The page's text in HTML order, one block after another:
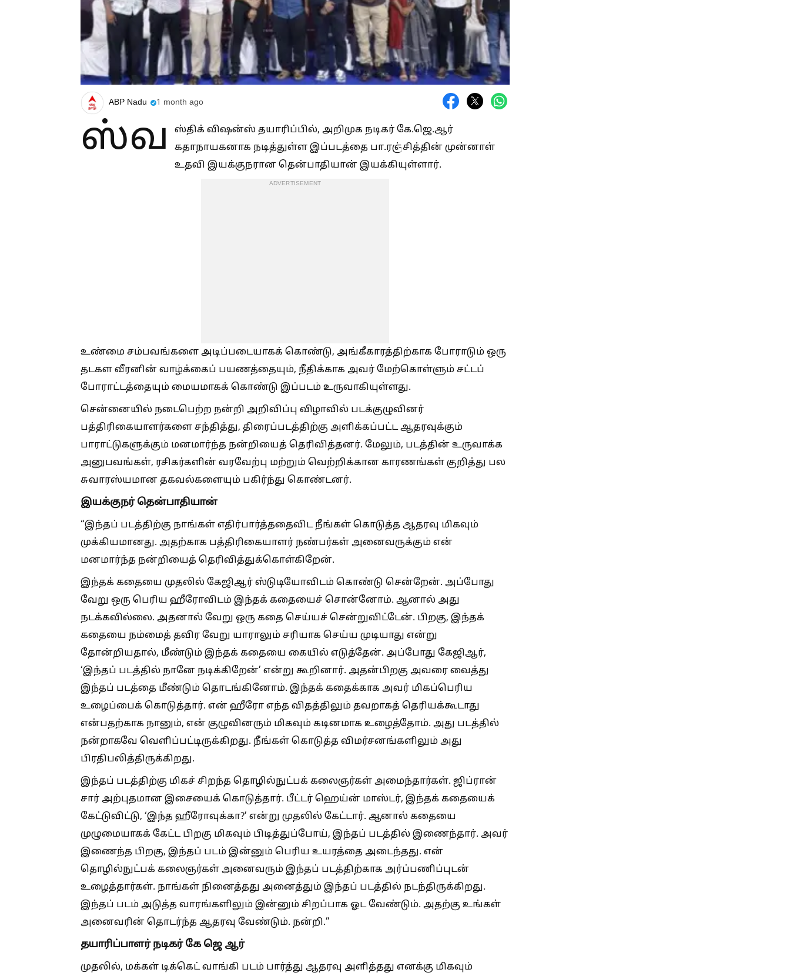
ABP Nadu 1 month ago
ஸ்வ
ஸ்திக் விஷன்ஸ் தயாரிப்பில், அறிமுக நடிகர் கே.ஜெ.ஆர்
கதாநாயகனாக நடித்துள்ள இப்படத்தை பா.ரஞ்சித்தின் முன்னாள்
உதவி இயக்குநரான தென்பாதியான் இயக்கியுள்ளார்.
ADVERTISEMENT
உண்மை சம்பவங்களை அடிப்படையாகக் கொண்டு, அங்கீகாரத்திற்காக போராடும் ஒரு
தடகள வீரனின் வாழ்க்கைப் பயணத்தையும், நீதிக்காக அவர் மேற்கொள்ளும் சட்டப்
போராட்டத்தையும் மையமாகக் கொண்டு இப்படம் உருவாகியுள்ளது.
சென்னையில் நடைபெற்ற நன்றி அறிவிப்பு விழாவில் படக்குழுவினர்
பத்திரிகையாளர்களை சந்தித்து, திரைப்படத்திற்கு அளிக்கப்பட்ட ஆதரவுக்கும்
பாராட்டுகளுக்கும் மனமார்ந்த நன்றியைத் தெரிவித்தனர். மேலும், படத்தின் உருவாக்க
அனுபவங்கள், ரசிகர்களின் வரவேற்பு மற்றும் வெற்றிக்கான காரணங்கள் குறித்து பல
சுவாரஸ்யமான தகவல்களையும் பகிர்ந்து கொண்டனர்.
இயக்குநர் தென்பாதியான்
“இந்தப் படத்திற்கு நாங்கள் எதிர்பார்த்ததைவிட நீங்கள் கொடுத்த ஆதரவு மிகவும்
முக்கியமானது. அதற்காக பத்திரிகையாளர் நண்பர்கள் அனைவருக்கும் என்
மனமார்ந்த நன்றியைத் தெரிவித்துக்கொள்கிறேன்.
இந்தக் கதையை முதலில் கேஜிஆர் ஸ்டுடியோவிடம் கொண்டு சென்றேன். அப்போது
வேறு ஒரு பெரிய ஹீரோவிடம் இந்தக் கதையைச் சொன்னோம். ஆனால் அது
நடக்கவில்லை. அதனால் வேறு ஒரு கதை செய்யச் சென்றுவிட்டேன். பிறகு, இந்தக்
கதையை நம்மைத் தவிர வேறு யாராலும் சரியாக செய்ய முடியாது என்று
தோன்றியதால், மீண்டும் இந்தக் கதையை கையில் எடுத்தேன். அப்போது கேஜிஆர்,
‘இந்தப் படத்தில் நானே நடிக்கிறேன்’ என்று கூறினார். அதன்பிறகு அவரை வைத்து
இந்தப் படத்தை மீண்டும் தொடங்கினோம். இந்தக் கதைக்காக அவர் மிகப்பெரிய
உழைப்பைக் கொடுத்தார். என் ஹீரோ எந்த விதத்திலும் தவறாகத் தெரியக்கூடாது
என்பதற்காக நானும், என் குழுவினரும் மிகவும் கடினமாக உழைத்தோம். அது படத்தில்
நன்றாகவே வெளிப்பட்டிருக்கிறது. நீங்கள் கொடுத்த விமர்சனங்களிலும் அது
பிரதிபலித்திருக்கிறது.
இந்தப் படத்திற்கு மிகச் சிறந்த தொழில்நுட்பக் கலைஞர்கள் அமைந்தார்கள். ஜிப்ரான்
சார் அற்புதமான இசையைக் கொடுத்தார். பீட்டர் ஹெய்ன் மாஸ்டர், இந்தக் கதையைக்
கேட்டுவிட்டு, ‘இந்த ஹீரோவுக்கா?’ என்று முதலில் கேட்டார். ஆனால் கதையை
முழுமையாகக் கேட்ட பிறகு மிகவும் பிடித்துப்போய், இந்தப் படத்தில் இணைந்தார். அவர்
இணைந்த பிறகு, இந்தப் படம் இன்னும் பெரிய உயரத்தை அடைந்தது. என்
தொழில்நுட்பக் கலைஞர்கள் அனைவரும் இந்தப் படத்திற்காக அர்ப்பணிப்புடன்
உழைத்தார்கள். நாங்கள் நினைத்தது அனைத்தும் இந்தப் படத்தில் நடந்திருக்கிறது.
இந்தப் படம் அடுத்த வாரங்களிலும் இன்னும் சிறப்பாக ஓட வேண்டும். அதற்கு உங்கள்
அனைவரின் தொடர்ந்த ஆதரவு வேண்டும். நன்றி.”
தயாரிப்பாளர் நடிகர் கே ஜெ ஆர்
முதலில், மக்கள் டிக்கெட் வாங்கி படம் பார்த்து ஆதரவு அளித்தது எனக்கு மிகவும்